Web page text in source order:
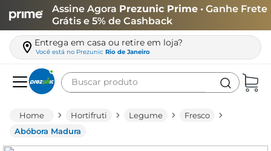
Assine Agora Prezunic Prime • Ganhe Frete
Grátis e 5% de Cashback
Entrega em casa ou retire em loja?
Você está no Prezunic Rio de Janeiro
Buscar produto
Hortifruti Legume
Fresco
Abóbora Madura
leite